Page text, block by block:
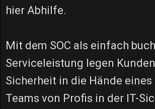
hier Abhilfe.
Mit dem SOC als einfach
Serviceleistung legen
Sicherheit in die Hände
Teams von Profis in der IT-